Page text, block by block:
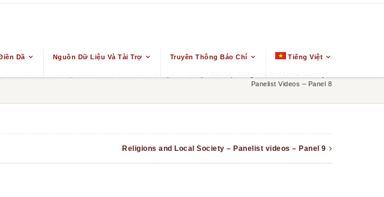
Dã Nguồn Dữ Liệu Và Tài Trợ Truyền Thông Báo Chí Tiếng Việt
From The Ground Up: Buddhism & East Asian Religions
Bảo Vệ: Religions And Local Society –
Panelist Videos – Panel 8
Religions and Local Society – Panelist videos – Panel 9